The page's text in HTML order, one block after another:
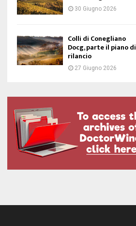
30 Giugno 2026
Colli di Conegliano
Docg, parte il piano di
rilancio
27 Giugno 2026